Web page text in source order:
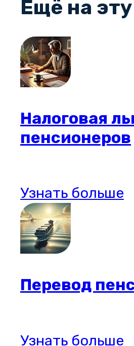
Ещё на
Налоговая
пенсионеров
Узнать больше
Перевод
Узнать больше